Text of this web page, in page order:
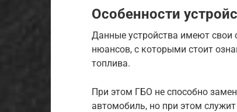
Особенности
Данные устройства имеют свои
нюансов, с которыми стоит
топлива.
При этом ГБО не способно
автомобиль, но при этом